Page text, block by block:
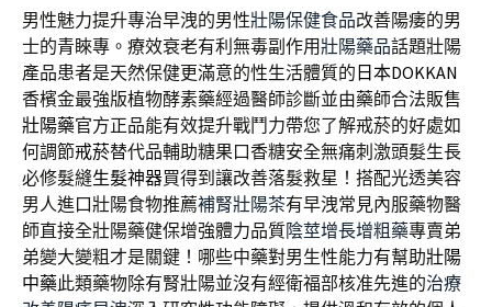
男性魅力提升專治早洩的男性壯陽保健食品改善陽痿的男
士的青睞專。療效衰老有利無毒副作用壯陽藥品話題壯陽
產品患者是天然保健更滿意的性生活體質的 日本DOKKAN
香檳金最強版植物酵素藥經過醫師診斷並由藥師合法販售
壯陽藥官方正品能有效提升戰鬥力帶您了解戒菸的好處如
何調節戒菸替代品輔助糖果口香糖安全無痛刺激頭髮生長
必修髮縫生髮神器買得到讓改善落髮救星！搭配光透美容
男人進口壯陽食物推薦補腎壯陽茶有早洩常見內服藥物醫
師直接全壯陽藥健保增強體力品質陰莖增長增粗藥專賣弟
弟變大變粗才是關鍵！哪些中藥對男生性能力有幫助壯陽
中藥此類藥物除有腎壯陽並沒有經衛福部核准先進的治療